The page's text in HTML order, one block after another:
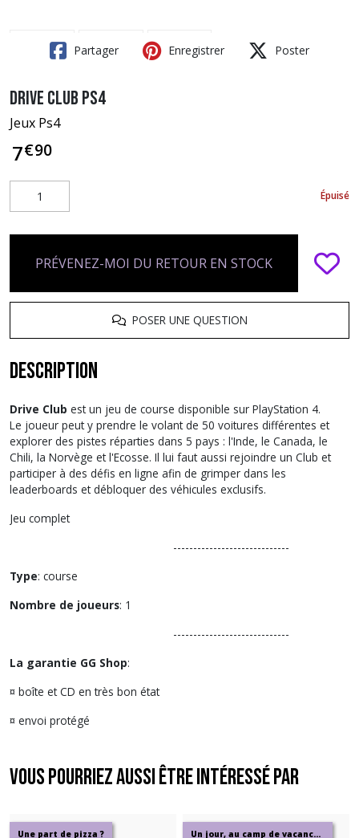
Partager Enregistrer Poster
Drive Club PS4
Jeux Ps4
7€90
Épuisé
PRÉVENEZ-MOI DU RETOUR EN STOCK
POSER UNE QUESTION
Description
Drive Club est un jeu de course disponible sur PlayStation 4.
Le joueur peut y prendre le volant de 50 voitures différentes et
explorer des pistes réparties dans 5 pays : l'Inde, le Canada, le
Chili, la Norvège et l'Ecosse. Il lui faut aussi rejoindre un Club et
participer à des défis en ligne afin de grimper dans les
leaderboards et débloquer des véhicules exclusifs.
Jeu complet
-----------------------------
Type: course
Nombre de joueurs: 1
-----------------------------
La garantie GG Shop:
¤ boîte et CD en très bon état
¤ envoi protégé
Vous pourriez aussi être intéressé par
Une part de pizza ? Un jour, au camp de vacances...